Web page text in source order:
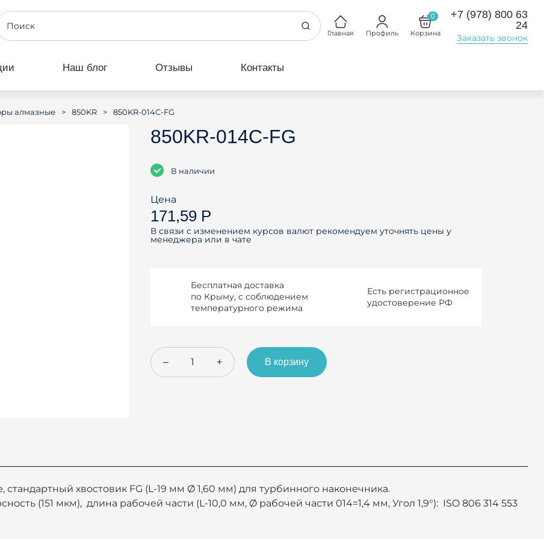
Главная Профиль
0
Корзина
+7 (978) 800 63
24
Заказать звонок
Наш блог Отзывы Контакты
алмазные > 850KR > 850KR-014C-FG
850KR-014C-FG
В наличии
Цена
171,59 Р
В связи с изменением курсов валют рекомендуем уточнять цены у
менеджера или в чате
Бесплатная доставка
по Крыму, с соблюдением
температурного режима
Есть регистрационное
удостоверение РФ
– + В корзину
хвостовик FG (L-19 мм Ø 1,60 мм) для турбинного наконечника.
(151 мкм), длина рабочей части (L-10,0 мм, Ø рабочей части 014=1,4 мм, Угол 1,9°): ISO 806 314 553